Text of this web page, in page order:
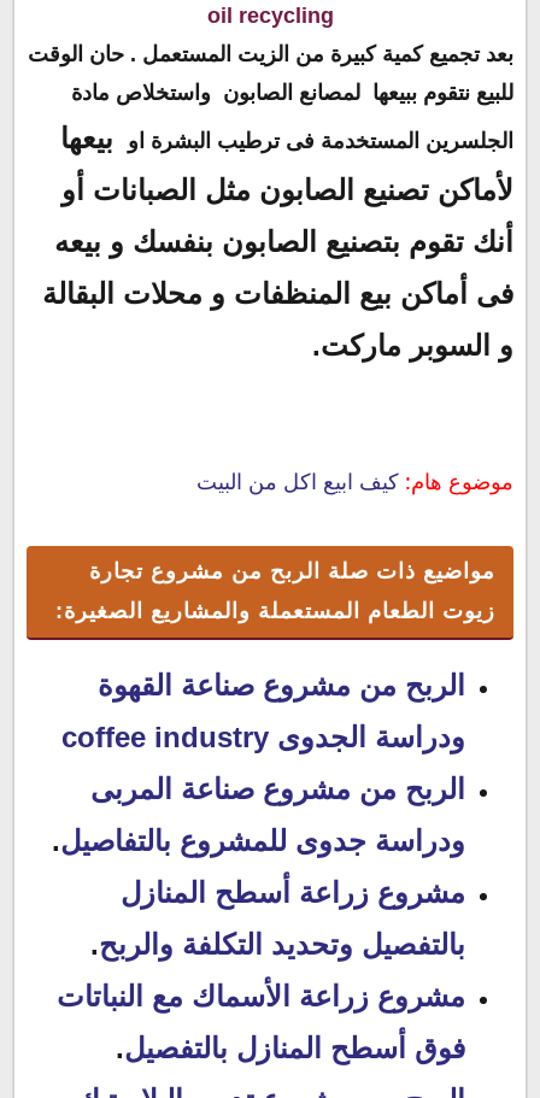
oil recycling
بعد تجميع كمية كبيرة من الزيت المستعمل . حان الوقت
للبيع نتقوم ببيعها لمصانع الصابون واستخلاص مادة
الجلسرين المستخدمة فى ترطيب البشرة او
بيعها
لأماكن تصنيع الصابون مثل الصبانات أو
أنك تقوم بتصنيع الصابون بنفسك و بيعه
فى أماكن بيع المنظفات و محلات البقالة
و السوبر ماركت.
موضوع هام: كيف ابيع اكل من البيت
مواضيع ذات صلة
الربح من مشروع تجارة
زيوت الطعام المستعملة والمشاريع الصغيرة:
الربح من مشروع صناعة القهوة
ودراسة الجدوى coffee industry
الربح من مشروع صناعة المربى
ودراسة جدوى للمشروع بالتفاصيل.
مشروع زراعة أسطح المنازل
بالتفصيل وتحديد التكلفة والربح.
مشروع زراعة الأسماك مع النباتات
فوق أسطح المنازل بالتفصيل.